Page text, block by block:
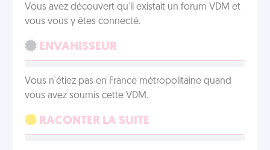
Vous avez découvert qu'il existait un forum VDM et
vous vous y êtes connecté.
ENVAHISSEUR
Vous n'étiez pas en France métropolitaine quand
vous avez soumis cette VDM.
RACONTER LA SUITE